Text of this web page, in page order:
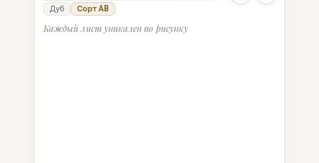
Дуб Сорт AB
Каждый лист уникален по рисунку